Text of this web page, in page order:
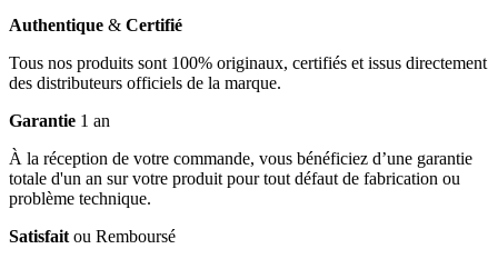
Authentique & Certifié
Tous nos produits sont 100% originaux, certifiés et issus directement
des distributeurs officiels de la marque.
Garantie 1 an
À la réception de votre commande, vous bénéficiez d’une garantie
totale d'un an sur votre produit pour tout défaut de fabrication ou
problème technique.
Satisfait ou Remboursé